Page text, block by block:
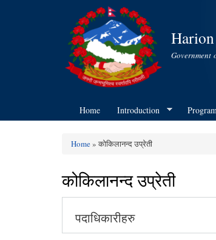
Government
Home Introduction
Home» कोकिलानन्द उप्रेती
कोकिलानन्द उप्रेती
पदाधिकारीहरु